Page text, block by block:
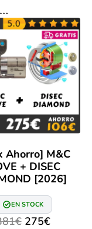
Ahorro] M&C
+ DISEC
[2026]
EN STOCK
€ 275€